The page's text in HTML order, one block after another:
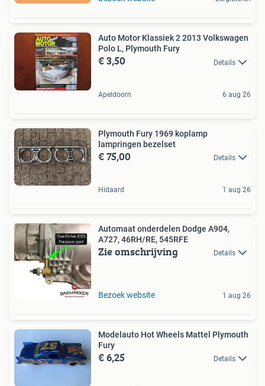
Auto Motor Klassiek 2 2013 Volkswagen
Polo L, Plymouth Fury
€ 3,50 Details
Apeldoorn 6 aug 26
Plymouth Fury 1969 koplamp
lampringen bezelset
€ 75,00 Details
Hidaard 1 aug 26
Automaat onderdelen Dodge A904,
A727, 46RH/RE, 545RFE
Zie omschrijving Details
Bezoek website 1 aug 26
Modelauto Hot Wheels Mattel Plymouth
Fury
€ 6,25 Details